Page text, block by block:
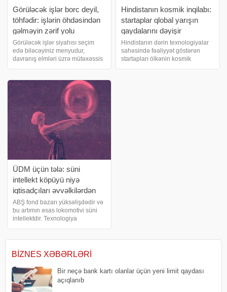
Görüləcək işlər borc deyil,
töhfədir: işlərin öhdəsindən
gəlməyin zərif yolu
Görüləcək işlər siyahısı seçim
edə biləcəyiniz menyudur,
davranış elmləri üzrə mütəxəssis
görüləcək işlər siyahıma baxıram
və tanış ağırlıq hissi sinəmə çökür
Hindistanın kosmik inqilabı:
startaplar qlobal yarışın
qaydalarını dəyişir
Hindistanın dərin texnologiyalar
sahəsində fəaliyyət göstərən
startapları ölkənin kosmik
ÜDM üçün tələ: süni
intellekt köpüyü niyə
iqtisadçıları əvvəlkilərdən
daha çox qorxudur?
ABŞ fond bazarı yüksəlişdədir və
bu artımın əsas lokomotivi süni
intellektdir. Texnologiya
almaq və məlumat mərkəzləri
tikmək üçü
BIZNES XƏBƏRLƏRI
Bir neçə bank kartı olanlar üçün yeni limit qaydası
açıqlanıb